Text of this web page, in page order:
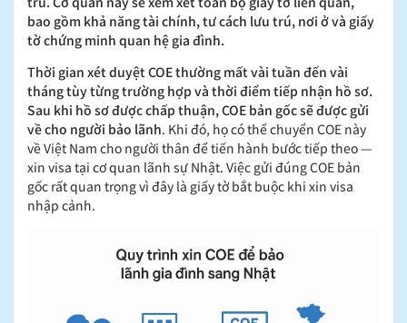
bao gồm khả năng tài chính, tư cách lưu trú, nơi ở và giấy
tờ chứng minh quan hệ gia đình.
Thời gian xét duyệt COE thường mất vài tuần đến vài
tháng tùy từng trường hợp và thời điểm tiếp nhận hồ sơ.
Sau khi hồ sơ được chấp thuận, COE bản gốc sẽ được gửi
về cho người bảo lãnh. Khi đó, họ có thể chuyển COE này
về Việt Nam cho người thân để tiến hành bước tiếp theo —
xin visa tại cơ quan lãnh sự Nhật. Việc gửi đúng COE bản
gốc rất quan trọng vì đây là giấy tờ bắt buộc khi xin visa
nhập cảnh.